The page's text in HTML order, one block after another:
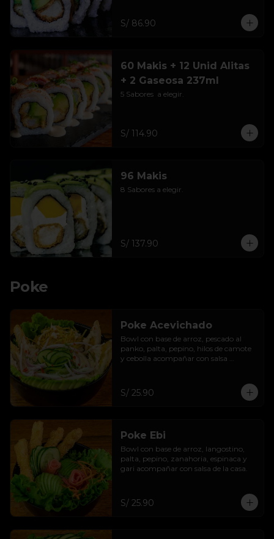
S/ 86.90
60 Makis + 12 Unid Alitas
+ 2 Gaseosa 237ml
5 Sabores  a elegir.
S/ 114.90
96 Makis
8 Sabores a elegir.
S/ 137.90
Poke
Poke Acevichado
Bowl con base de arroz, pescado al
panko, palta, pepino, hilos de camote
y cebolla acompañar con salsa
S/ 25.90
Poke Ebi
Bowl con base de arroz, langostino,
palta, pepino, zanahoria, espinaca y
gari acompañar con salsa de la casa.
S/ 25.90